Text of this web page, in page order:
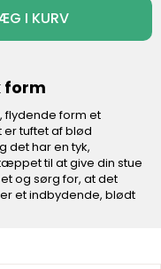
I KURV
form
flydende form et
tuftet af blød
det har en tyk,
til at give din stue
og sørg for, at det
et indbydende, blødt